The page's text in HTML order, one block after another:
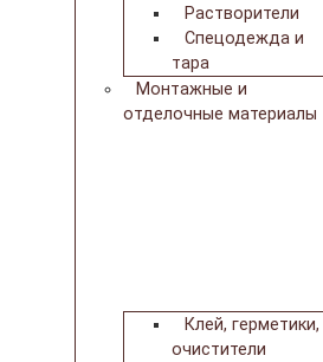
Растворители
Спецодежда и
тара
Монтажные и
отделочные материалы
Клей, герметики,
очистители